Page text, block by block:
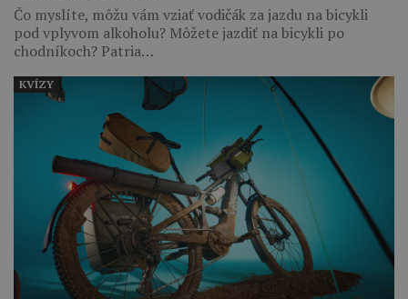
Čo myslíte, môžu vám vziať vodičák za jazdu na bicykli
pod vplyvom alkoholu? Môžete jazdiť na bicykli po
chodníkoch? Patria…
KVÍZY